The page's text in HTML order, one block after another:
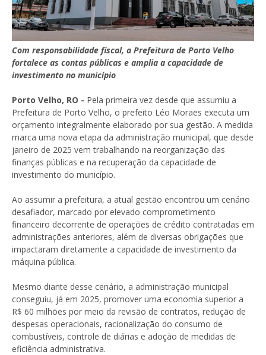
Com responsabilidade fiscal, a Prefeitura de Porto Velho
fortalece as contas públicas e amplia a capacidade de
investimento no município
Porto Velho, RO - Pela primeira vez desde que assumiu a
Prefeitura de Porto Velho, o prefeito Léo Moraes executa um
orçamento integralmente elaborado por sua gestão. A medida
marca uma nova etapa da administração municipal, que desde
janeiro de 2025 vem trabalhando na reorganização das
finanças públicas e na recuperação da capacidade de
investimento do município.
Ao assumir a prefeitura, a atual gestão encontrou um cenário
desafiador, marcado por elevado comprometimento
financeiro decorrente de operações de crédito contratadas em
administrações anteriores, além de diversas obrigações que
impactaram diretamente a capacidade de investimento da
máquina pública.
Mesmo diante desse cenário, a administração municipal
conseguiu, já em 2025, promover uma economia superior a
R$ 60 milhões por meio da revisão de contratos, redução de
despesas operacionais, racionalização do consumo de
combustíveis, controle de diárias e adoção de medidas de
eficiência administrativa.